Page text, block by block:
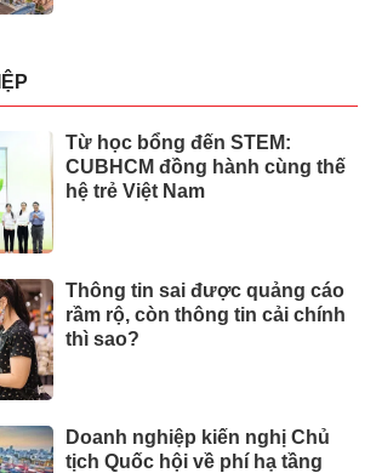
Từ học bổng đến STEM:
CUBHCM đồng hành cùng thế
hệ trẻ Việt Nam
Thông tin sai được quảng cáo
rầm rộ, còn thông tin cải chính
thì sao?
Doanh nghiệp kiến nghị Chủ
tịch Quốc hội về phí hạ tầng